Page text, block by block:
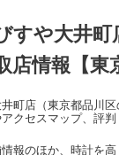
すや大井町
店情報【東
町店（東京都品川
クセスマップ、評判
報のほか、時計を